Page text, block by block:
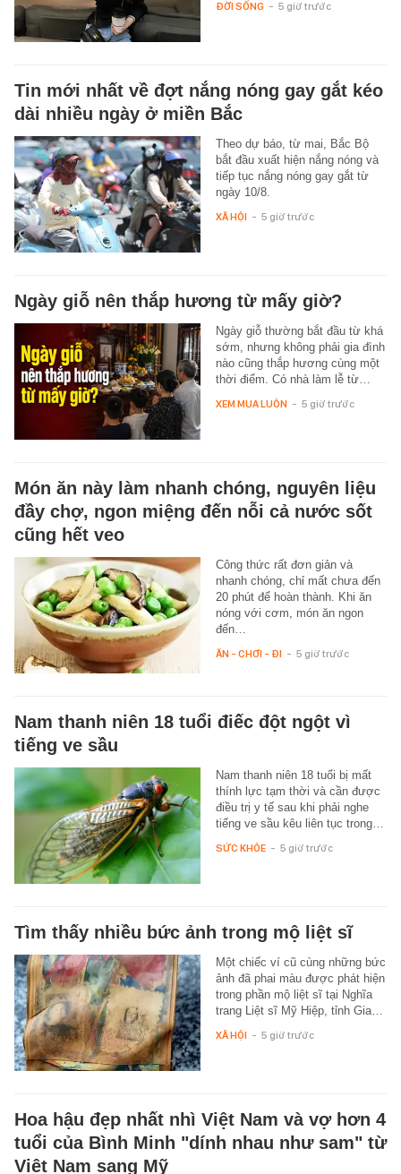
ĐỜI SỐNG - 5 giờ trước
Tin mới nhất về đợt nắng nóng gay gắt kéo
dài nhiều ngày ở miền Bắc
Theo dự báo, từ mai, Bắc Bộ
bắt đầu xuất hiện nắng nóng và
tiếp tục nắng nóng gay gắt từ
ngày 10/8.
XÃ HỘI - 5 giờ trước
Ngày giỗ nên thắp hương từ mấy giờ?
Ngày giỗ thường bắt đầu từ khá
sớm, nhưng không phải gia đình
nào cũng thắp hương cùng một
thời điểm. Có nhà làm lễ từ…
XEM MUA LUÔN - 5 giờ trước
Món ăn này làm nhanh chóng, nguyên liệu
đầy chợ, ngon miệng đến nỗi cả nước sốt
cũng hết veo
Công thức rất đơn giản và
nhanh chóng, chỉ mất chưa đến
20 phút để hoàn thành. Khi ăn
nóng với cơm, món ăn ngon
đến…
ĂN - CHƠI - ĐI - 5 giờ trước
Nam thanh niên 18 tuổi điếc đột ngột vì
tiếng ve sầu
Nam thanh niên 18 tuổi bị mất
thính lực tạm thời và cần được
điều trị y tế sau khi phải nghe
tiếng ve sầu kêu liên tục trong…
SỨC KHỎE - 5 giờ trước
Tìm thấy nhiều bức ảnh trong mộ liệt sĩ
Một chiếc ví cũ cùng những bức
ảnh đã phai màu được phát hiện
trong phần mộ liệt sĩ tại Nghĩa
trang Liệt sĩ Mỹ Hiệp, tỉnh Gia…
XÃ HỘI - 5 giờ trước
Hoa hậu đẹp nhất nhì Việt Nam và vợ hơn 4
tuổi của Bình Minh "dính nhau như sam" từ
Việt Nam sang Mỹ